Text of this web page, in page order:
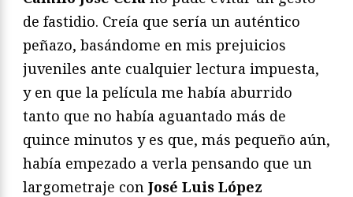
de fastidio. Creía que sería un auténtico
peñazo, basándome en mis prejuicios
juveniles ante cualquier lectura impuesta,
y en que la película me había aburrido
tanto que no había aguantado más de
quince minutos y es que, más pequeño aún,
había empezado a verla pensando que un
largometraje con José Luis López